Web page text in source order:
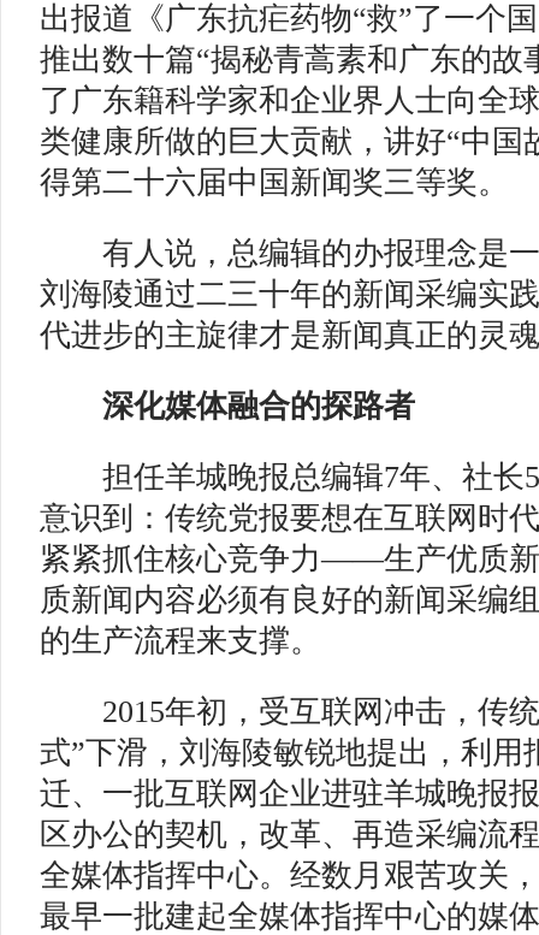
出报道《广东抗疟药物“救”了一个
推出数十篇“揭秘青蒿素和广东的故
了广东籍科学家和企业界人士向全
类健康所做的巨大贡献，讲好“中国
得第二十六届中国新闻奖三等奖。
有人说，总编辑的办报理念是一
刘海陵通过二三十年的新闻采编实
代进步的主旋律才是新闻真正的灵
深化媒体融合的探路者
担任羊城晚报总编辑7年、社长5
意识到：传统党报要想在互联网时
紧紧抓住核心竞争力——生产优质
质新闻内容必须有良好的新闻采编
的生产流程来支撑。
2015年初，受互联网冲击，传统
式”下滑，刘海陵敏锐地提出，利用
迁、一批互联网企业进驻羊城晚报
区办公的契机，改革、再造采编流
全媒体指挥中心。经数月艰苦攻关
最早一批建起全媒体指挥中心的媒